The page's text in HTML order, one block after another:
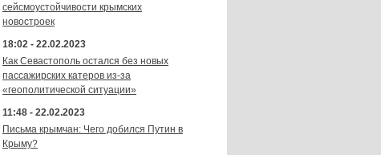
сейсмоустойчивости крымских
новостроек
18:02 - 22.02.2023
Как Севастополь остался без новых
пассажирских катеров из-за
«геополитической ситуации»
11:48 - 22.02.2023
Письма крымчан: Чего добился Путин в
Крыму?